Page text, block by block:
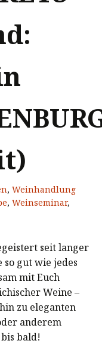
, Weinhandlung
, Weinseminar,
seit langer
gut wie jedes
mit Euch
Weine –
zu eleganten
anderem
bald!